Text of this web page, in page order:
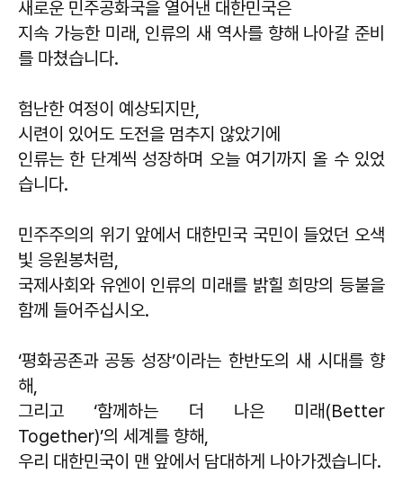
새로운 민주공화국을 열어낸 대한민국은
지속 가능한 미래, 인류의 새 역사를 향해 나아갈 준비
를 마쳤습니다.
험난한 여정이 예상되지만,
시련이 있어도 도전을 멈추지 않았기에
인류는 한 단계씩 성장하며 오늘 여기까지 올 수 있었
습니다.
민주주의의 위기 앞에서 대한민국 국민이 들었던 오색
빛 응원봉처럼,
국제사회와 유엔이 인류의 미래를 밝힐 희망의 등불을
함께 들어주십시오.
‘평화공존과 공동 성장’이라는 한반도의 새 시대를 향
해,
그리고 ‘함께하는 더 나은 미래(Better
Together)’의 세계를 향해,
우리 대한민국이 맨 앞에서 담대하게 나아가겠습니다.